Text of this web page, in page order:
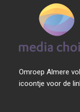
Omroep Almere
icoontje voor de